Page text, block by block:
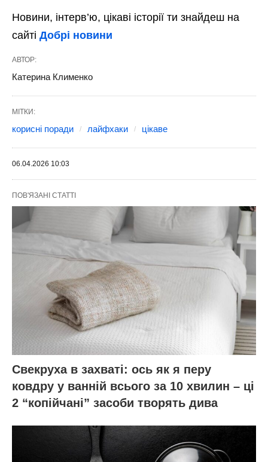
Новини, інтерв’ю, цікаві історії ти знайдеш на
сайті Добрі новини
АВТОР:
Катерина Клименко
МІТКИ:
корисні поради лайфхаки цікаве
06.04.2026 10:03
ПОВ'ЯЗАНІ СТАТТІ
Свекруха в захваті: ось як я перу
ковдру у ванній всього за 10 хвилин – ці
2 “копійчані” засоби творять дива